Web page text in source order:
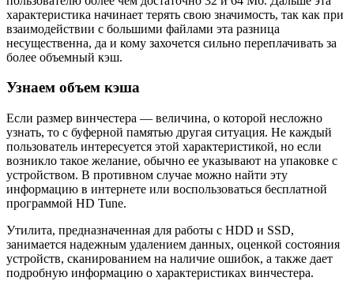
характеристика начинает терять свою значимость, так как при
взаимодействии с большими файлами эта разница
несущественна, да и кому захочется сильно переплачивать за
более объемный кэш.
Узнаем объем кэша
Если размер винчестера — величина, о которой несложно
узнать, то с буферной памятью другая ситуация. Не каждый
пользователь интересуется этой характеристикой, но если
возникло такое желание, обычно ее указывают на упаковке с
устройством. В противном случае можно найти эту
информацию в интернете или воспользоваться бесплатной
программой HD Tune.
Утилита, предназначенная для работы с HDD и SSD,
занимается надежным удалением данных, оценкой состояния
устройств, сканированием на наличие ошибок, а также дает
подробную информацию о характеристиках винчестера.